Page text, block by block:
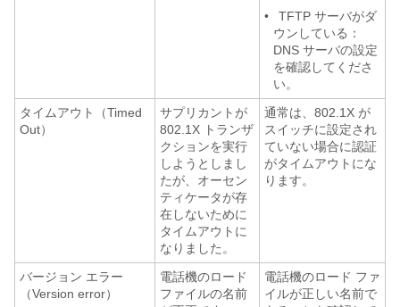
•
TFTP サーバがダ
ウンしている：
DNS サーバの設定
を確認してくださ
い。
タイムアウト（Timed
Out）
サプリカントが
802.1X トランザ
クションを実行
しようとしまし
たが、オーセン
ティケータが存
在しないために
タイムアウトに
なりました。
通常は、802.1X が
スイッチに設定され
ていない場合に認証
がタイムアウトにな
ります。
バージョン エラー
（Version error）
電話機のロード
ファイルの名前
電話機のロード ファ
イルが正しい名前で